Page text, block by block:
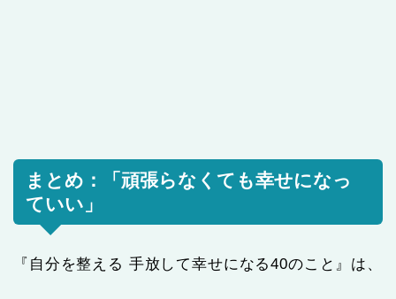
まとめ：「頑張らなくても幸せになっ
ていい」
『自分を整える 手放して幸せになる40のこと』は、